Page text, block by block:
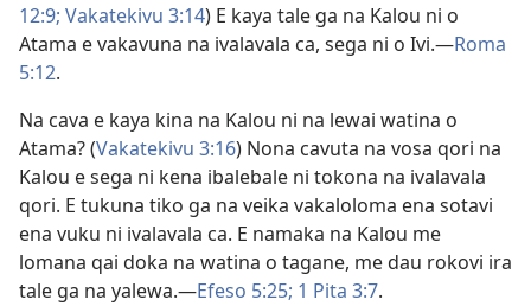
12:9; Vakatekivu 3:14) E kaya tale ga na Kalou ni o
Atama e vakavuna na ivalavala ca, sega ni o Ivi.—Roma
5:12.
Na cava e kaya kina na Kalou ni na lewai watina o
Atama? (Vakatekivu 3:16) Nona cavuta na vosa qori na
Kalou e sega ni kena ibalebale ni tokona na ivalavala
qori. E tukuna tiko ga na veika vakaloloma ena sotavi
ena vuku ni ivalavala ca. E namaka na Kalou me
lomana qai doka na watina o tagane, me dau rokovi ira
tale ga na yalewa.—Efeso 5:25; 1 Pita 3:7.